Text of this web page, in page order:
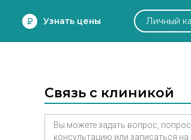
Узнать цены Личный
Связь с клиникой